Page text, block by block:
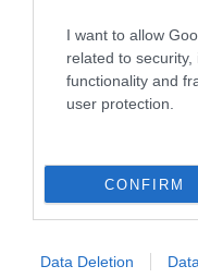
I want to allow
related to
functionality and
user protection.
CONFIRM
Data Deletion